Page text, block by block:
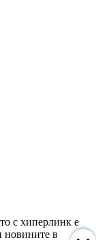
с хиперлинк е
новините в